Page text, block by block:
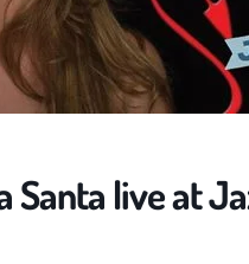
Santa live at